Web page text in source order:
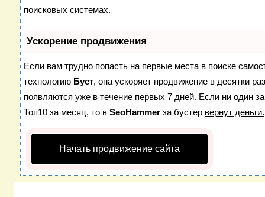
поисковых системах.
Ускорение продвижения
Если вам трудно попасть на первые места в поиске
технологию Буст, она ускоряет продвижение в десятки
появляются уже в течение первых 7 дней. Если ни один
Топ10 за месяц, то в SeoHammer за бустер вернут деньги.
Начать продвижение сайта